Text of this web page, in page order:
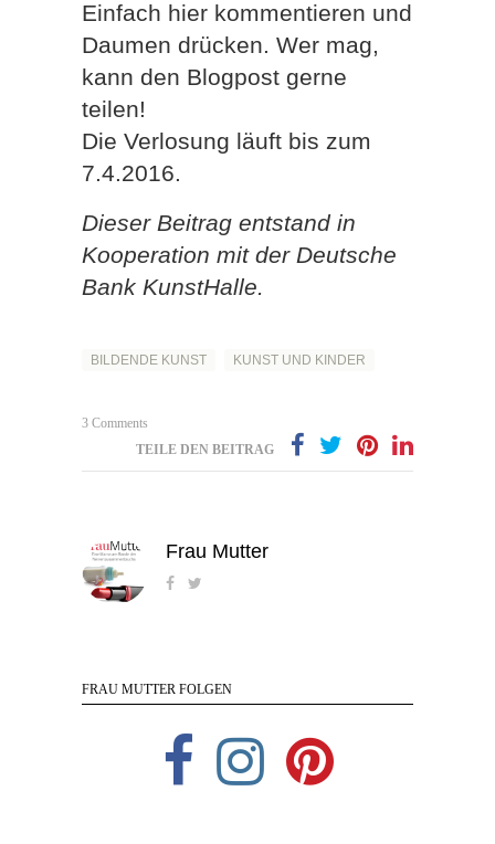
Einfach hier kommentieren und
Daumen drücken. Wer mag,
kann den Blogpost gerne
teilen!
Die Verlosung läuft bis zum
7.4.2016.
Dieser Beitrag entstand in
Kooperation mit der Deutsche
Bank KunstHalle.
BILDENDE KUNST KUNST UND KINDER
3 Comments
TEILE DEN BEITRAG
Frau Mutter
FRAU MUTTER FOLGEN